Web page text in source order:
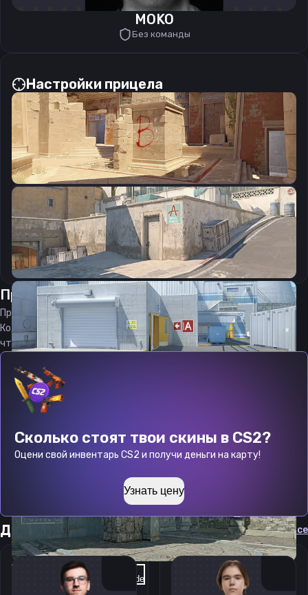
MOKO
Без команды
Настройки прицела
Previous slide Next slide
CSGO-VsZW9-Jvu6R-hc6n8-aw3mH-snCND
Скопировать
ПрицелМОКОот08.08.2026
Прицел MOKOявляется актуальным на
08.08.2026
Код прицела
CS 2 стараемся еженедельно обновлять,
чтобы вы могли играть с актуальными настройками игрока.
Сколько стоят твои скины в CS2?
Оцени свой инвентарь CS2 и получи деньги на карту!
Узнать цену
Другие прицелы Cмотреть все